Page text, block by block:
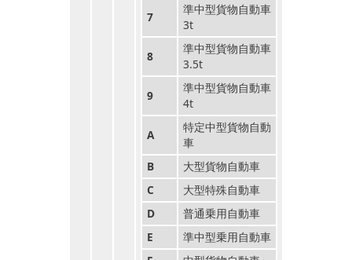
7
準中型貨物自動車
3t
8
準中型貨物自動車
3.5t
9
準中型貨物自動車
4t
A
特定中型貨物自動
車
B
大型貨物自動車
C
大型特殊自動車
D
普通乗用自動車
E
準中型乗用自動車